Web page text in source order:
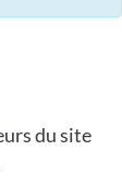
du site